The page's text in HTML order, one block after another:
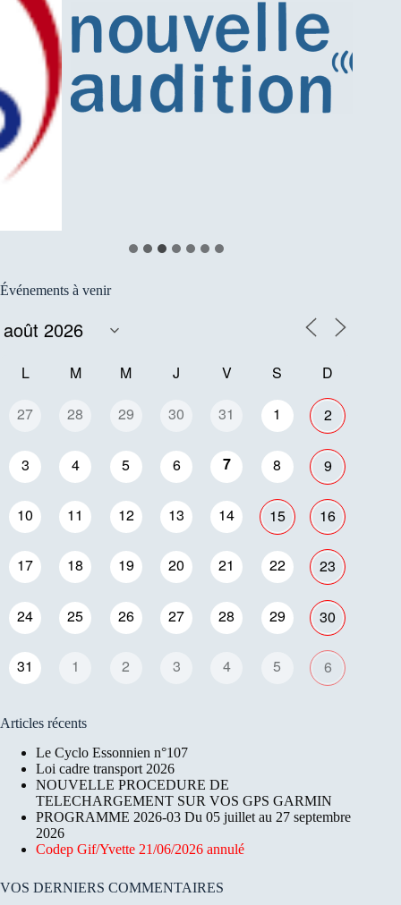
Événements à venir
L M M J V S D
27 28 29 30 31 1 2
3 4 5 6 7 8 9
10 11 12 13 14 15 16
17 18 19 20 21 22 23
24 25 26 27 28 29 30
31 1 2 3 4 5 6
Articles récents
Le Cyclo Essonnien n°107
Loi cadre transport 2026
NOUVELLE PROCEDURE DE
TELECHARGEMENT SUR VOS GPS GARMIN
PROGRAMME 2026-03 Du 05 juillet au 27 septembre
2026
Codep Gif/Yvette 21/06/2026 annulé
VOS DERNIERS COMMENTAIRES